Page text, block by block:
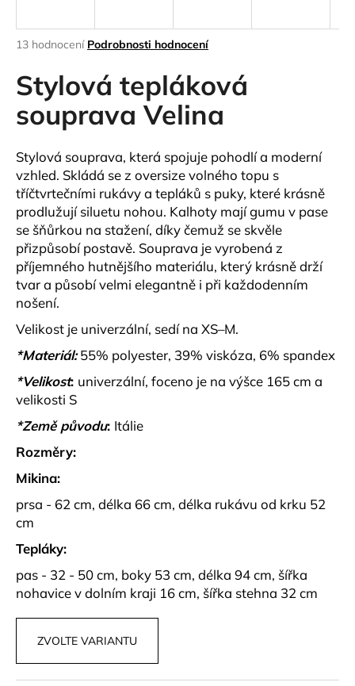
Průměrné
produktu
je
z
hvězdiček.
13 hodnocení Podrobnosti hodnocení
Stylová tepláková
souprava Velina
Stylová souprava, která spojuje pohodlí a moderní
vzhled. Skládá se z oversize volného topu s
tříčtvrtečními rukávy a tepláků s puky, které krásně
prodlužují siluetu nohou. Kalhoty majígumu v pase
se šňůrkou na stažení, díky čemuž se skvěle
přizpůsobí postavě. Souprava je vyrobená z
příjemného hutnějšího materiálu, který krásně drží
tvar a působí velmi elegantně i při každodenním
nošení.
Velikost je univerzální, sedí na XS–M.
*Materiál: 55% polyester, 39% viskóza, 6% spandex
*Velikost: univerzální, foceno je na výšce 165 cm a
velikosti S
*Země původu: Itálie
Rozměry:
Mikina:
prsa - 62 cm, délka 66 cm, délka rukávu od krku 52
cm
Tepláky:
pas - 32 - 50 cm, boky 53 cm, délka 94 cm, šířka
nohavice v dolním kraji 16 cm, šířka stehna 32 cm
ZVOLTE VARIANTU
j
t
?
HLEDAT
D
o
p
o
r
u
č
u
j
e
m
e
SET
SE
SRDÍČKY
BRINLEY
290
kč